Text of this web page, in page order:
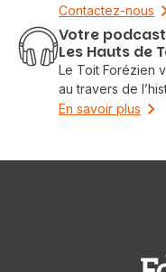
Contactez-nous
Votre
Les Hauts de
Le Toit Forézien
au travers de
En savoir plus